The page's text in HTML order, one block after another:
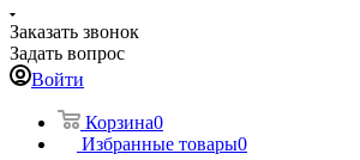
Заказать звонок
Задать вопрос
Войти
Корзина0
Избранные товары0